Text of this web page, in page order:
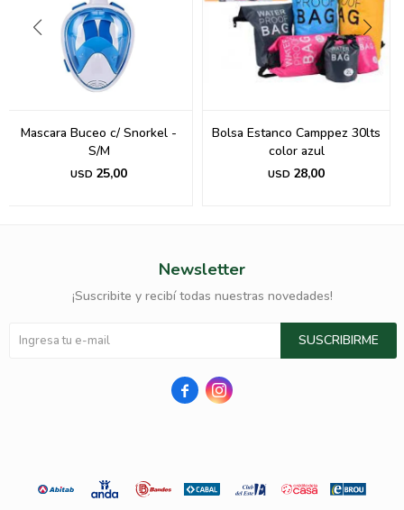
Mascara Buceo c/ Snorkel -
S/M
USD 25,00
Bolsa Estanco Camppez 30lts
color azul
USD 28,00
Newsletter
¡Suscribite y recibí todas nuestras novedades!
SUSCRIBIRME
 